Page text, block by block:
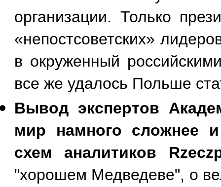
организации. Только
«непостсоветских»
в окруженный
все же удалось Польше
Вывод экспертов
мир намного сложнее
схем аналитиков
"хорошем Медведеве", о